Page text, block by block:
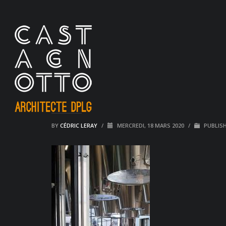
BY CÉDRIC LERAY / MERCREDI, 18 MARS 2020 /